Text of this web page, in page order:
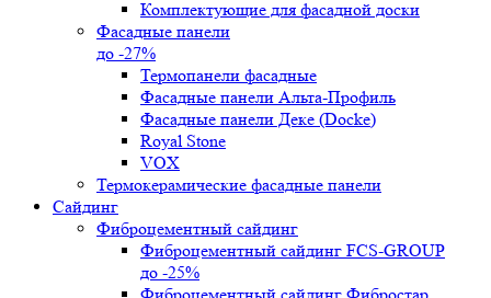
Комплектующие для фасадной доски
Фасадные панели
до -27%
Термопанели фасадные
Фасадные панели Альта-Профиль
Фасадные панели Деке (Docke)
Royal Stone
VOX
Термокерамические фасадные панели
Сайдинг
Фиброцементный сайдинг
Фиброцементный сайдинг FCS-GROUP
до -25%